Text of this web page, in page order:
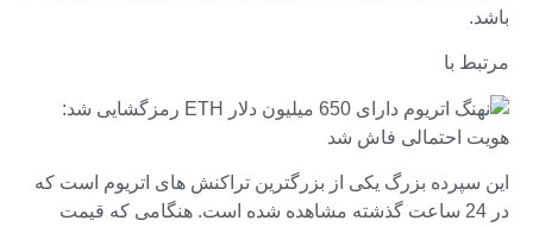
باشد.
مرتبط با
این سپرده بزرگ یکی از بزرگترین تراکنش های اتریوم است که
در 24 ساعت گذشته مشاهده شده است. هنگامی که قیمت